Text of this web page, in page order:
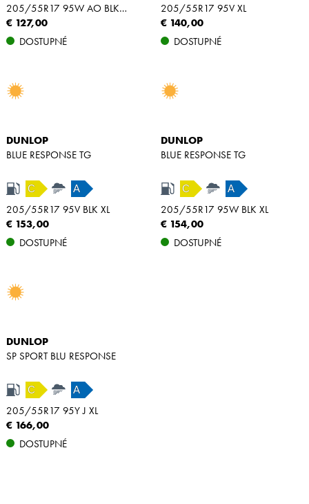
205/55R17 95W AO BLK XL
€ 127,00
DOSTUPNÉ
205/55R17 95V XL
€ 140,00
DOSTUPNÉ
DUNLOP
BLUE RESPONSE TG
C A
205/55R17 95V BLK XL
€ 153,00
DOSTUPNÉ
DUNLOP
BLUE RESPONSE TG
C A
205/55R17 95W BLK XL
€ 154,00
DOSTUPNÉ
DUNLOP
SP SPORT BLU RESPONSE
C A
205/55R17 95Y J XL
€ 166,00
DOSTUPNÉ